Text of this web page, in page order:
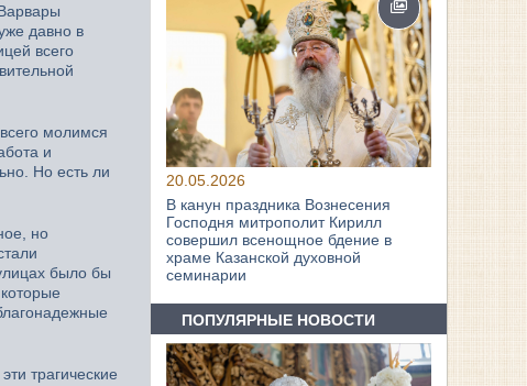
давно в
всего
молимся
и
Но есть ли
но
было бы
трагические
20.05.2026
В канун праздника Вознесения
Господня митрополит Кирилл
совершил всенощное бдение в
храме Казанской духовной
семинарии
ПОПУЛЯРНЫЕ НОВОСТИ